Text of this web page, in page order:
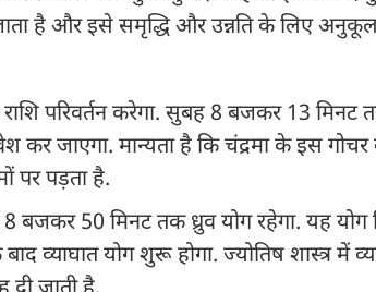
है और इसे समृद्धि और उन्नति के लिए अनुकूल
परिवर्तन करेगा. सुबह 8 बजकर 13 मिनट
कर जाएगा. मान्यता है कि चंद्रमा के इस
पर पड़ता है.
8 बजकर 50 मिनट तक ध्रुव योग रहेगा. यह योग
व्याघात योग शुरू होगा. ज्योतिष शास्त्र में